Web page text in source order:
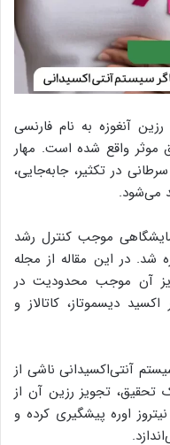
آنغوزه به نام فارنسی
موثر واقع شده است. مهار
در تکثیر، جابه‌جایی،
می‌شود.
موجب کنترل رشد
شد. در این مقاله از مجله
آن موجب محدودیت در
دیسموتاز، کاتالاز و
آنتی‌اکسیدانی ناشی از
تحقیق، تجویز رزین آن از
اوره پیشگیری کرده و